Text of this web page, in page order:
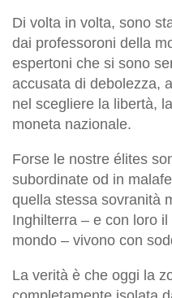
Di volta in volta, sono
dai professoroni della
espertoni che si sono
accusata di debolezza,
nel scegliere la libertà,
moneta nazionale.
Forse le nostre élites
subordinate od in
quella stessa sovranità
Inghilterra – e con loro
mondo – vivono con
La verità è che oggi la